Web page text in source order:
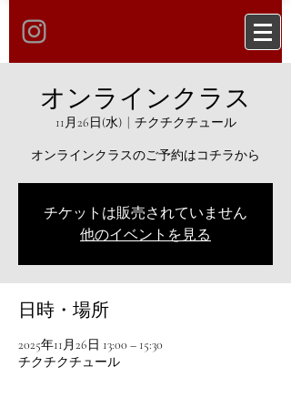
オンラインクラス
11月26日(水)
  |
チクチクチュール
オンラインクラスのご予約はコチラから
チケットは販売されていません
他のイベントを見る
日時・場所
2025年11月26日 13:00 – 15:30
チクチクチュール